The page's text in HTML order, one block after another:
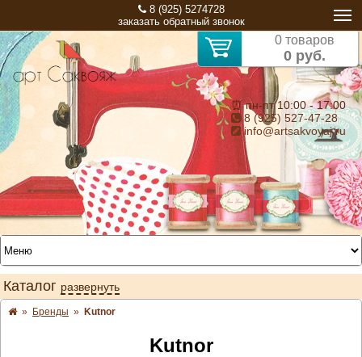
8 (925) 5274728
заказать обратный звонок
0 товаров
0 руб.
⏰ пн-пт 10:00 - 17:00
8 (925) 527-47-28
info@artsakvoyaj.ru
Каталог развернуть
» Бренды » Kutnor
Kutnor